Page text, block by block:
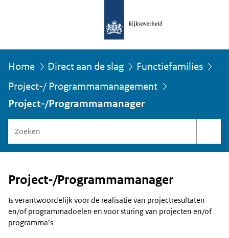
U
bevindt
zich
hier:
Home Direct aan de slag
Functiefamilies
Project-/ Programmamanagement
Project-/Programmamanager
binnen
Functiegebouw
Project-/Programmamanager
Is verantwoordelijk voor de realisatie van projectresultaten
en/of programmadoelen en voor sturing van projecten en/of
programma’s